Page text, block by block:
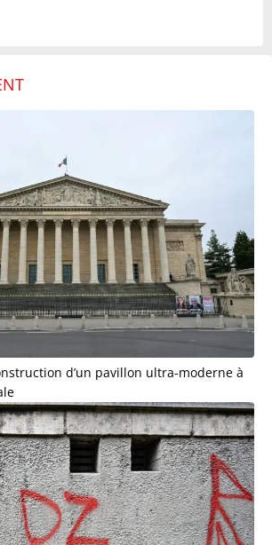
d’un pavillon ultra-moderne à